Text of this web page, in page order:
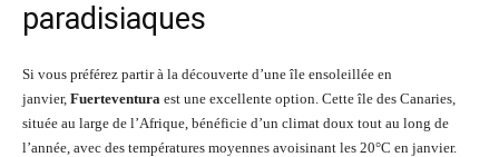
paradisiaques
Si vous préférez partir à la découverte d’une île ensoleillée en
janvier, Fuerteventura est une excellente option. Cette île des Canaries,
située au large de l’Afrique, bénéficie d’un climat doux tout au long de
l’année, avec des températures moyennes avoisinant les 20°C en janvier.